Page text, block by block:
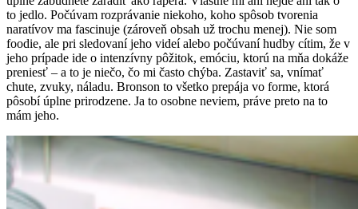
to jedlo. Počúvam rozprávanie niekoho, koho spôsob tvorenia
naratívov ma fascinuje (zároveň obsah už trochu menej). Nie som
foodie, ale pri sledovaní jeho videí alebo počúvaní hudby cítim, že v
jeho prípade ide o intenzívny pôžitok, emóciu, ktorú na mňa dokáže
preniesť – a to je niečo, čo mi často chýba. Zastaviť sa, vnímať
chute, zvuky, náladu. Bronson to všetko prepája vo forme, ktorá
pôsobí úplne prirodzene. Ja to osobne neviem, práve preto na to
mám jeho.